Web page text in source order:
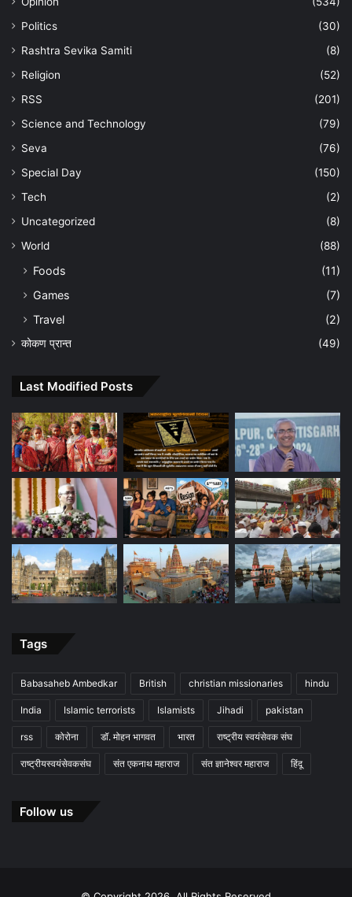
Politics
(30)
Rashtra Sevika Samiti
(8)
Religion
(52)
RSS
(201)
Science and Technology
(79)
Seva
(76)
Special Day
(150)
Tech
(2)
Uncategorized
(8)
World
(88)
Foods
(11)
Games
(7)
Travel
(2)
कोकण प्रान्त (49)
Last Modified Posts
Tags
Babasaheb Ambedkar British christian missionaries hindu
India Islamic terrorists Islamists Jihadi pakistan
rss कोरोना डॉ. मोहन भागवत भारत राष्ट्रीय स्वयंसेवक संघ
राष्ट्रीयस्वयंसेवकसंघ संत एकनाथ महाराज संत ज्ञानेश्वर महाराज हिंदू
Follow us